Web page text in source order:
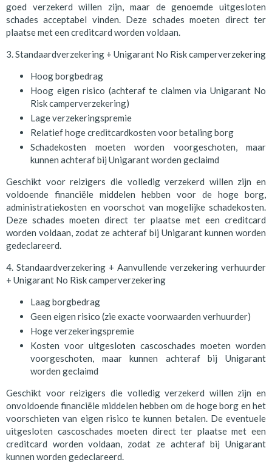
goed verzekerd willen zijn, maar de genoemde uitgesloten
schades acceptabel vinden. Deze schades moeten direct ter
plaatse met een creditcard worden voldaan.
3. Standaardverzekering + Unigarant No Risk camperverzekering
Hoog borgbedrag
Hoog eigen risico (achteraf te claimen via Unigarant No
Risk camperverzekering)
Lage verzekeringspremie
Relatief hoge creditcardkosten voor betaling borg
Schadekosten moeten worden voorgeschoten, maar
kunnen achteraf bij Unigarant worden geclaimd
Geschikt voor reizigers die volledig verzekerd willen zijn en
voldoende financiële middelen hebben voor de hoge borg,
administratiekosten en voorschot van mogelijke schadekosten.
Deze schades moeten direct ter plaatse met een creditcard
worden voldaan, zodat ze achteraf bij Unigarant kunnen worden
gedeclareerd.
4. Standaardverzekering + Aanvullende verzekering verhuurder
+ Unigarant No Risk camperverzekering
Laag borgbedrag
Geen eigen risico (zie exacte voorwaarden verhuurder)
Hoge verzekeringspremie
Kosten voor uitgesloten cascoschades moeten worden
voorgeschoten, maar kunnen achteraf bij Unigarant
worden geclaimd
Geschikt voor reizigers die volledig verzekerd willen zijn en
onvoldoende financiële middelen hebben om de hoge borg en het
voorschieten van eigen risico te kunnen betalen. De eventuele
uitgesloten cascoschades moeten direct ter plaatse met een
creditcard worden voldaan, zodat ze achteraf bij Unigarant
kunnen worden gedeclareerd.